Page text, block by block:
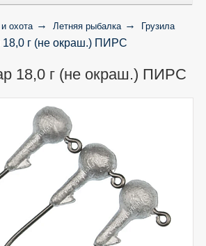
охота Летняя рыбалка Грузила
18,0 г (не окраш.) ПИРС
18,0 г (не окраш.) ПИРС